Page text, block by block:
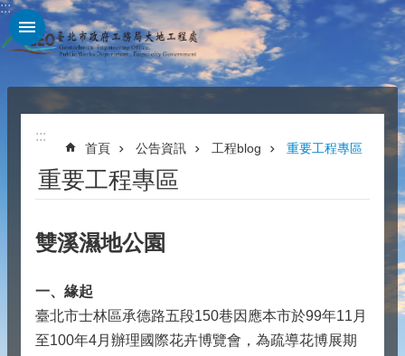
跳到主要內容區塊
:::
:::
首頁 公告資訊 工程blog 重要工程專區
重要工程專區
雙溪濕地公園
一、緣起
臺北市士林區承德路五段150巷因應本市於99年11月
至100年4月辦理國際花卉博覽會，為疏導花博展期